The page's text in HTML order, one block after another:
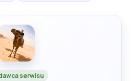
serwisu